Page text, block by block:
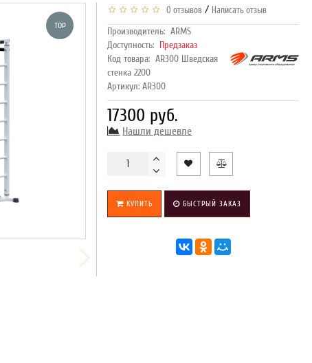
TOP
0 отзывов / Написать отзыв
Производитель: ARMS
Доступность: Предзаказ
Код товара: AR300 Шведская
стенка 2200
Артикул: AR300
17300 руб.
Нашли дешевле
КУПИТЬ БЫСТРЫЙ ЗАКАЗ